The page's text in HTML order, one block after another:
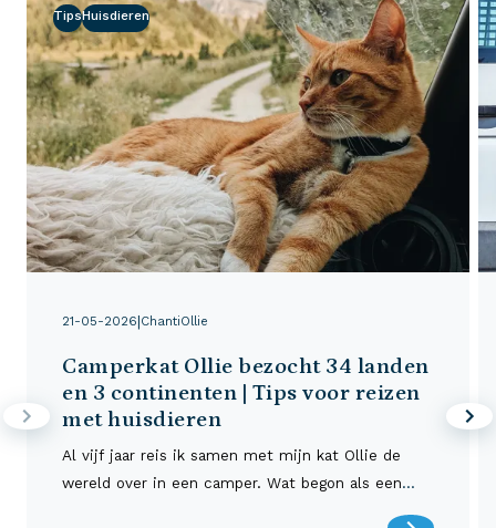
TipsHuisdieren
21-05-2026|ChantiOllie
Camperkat Ollie bezocht 34 landen
en 3 continenten | Tips voor reizen
met huisdieren
Al vijf jaar reis ik samen met mijn kat Ollie de
wereld over in een camper. Wat begon als een